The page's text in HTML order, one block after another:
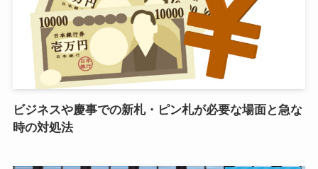
ビジネスや慶事での新札・ピン札が必要な場面と急な
時の対処法